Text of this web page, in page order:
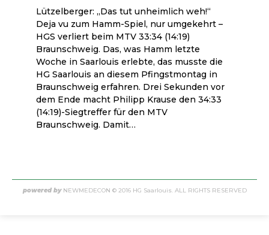
Lützelberger: „Das tut unheimlich weh!“
Deja vu zum Hamm-Spiel, nur umgekehrt –
HGS verliert beim MTV 33:34 (14:19)
Braunschweig. Das, was Hamm letzte
Woche in Saarlouis erlebte, das musste die
HG Saarlouis an diesem Pfingstmontag in
Braunschweig erfahren. Drei Sekunden vor
dem Ende macht Philipp Krause den 34:33
(14:19)-Siegtreffer für den MTV
Braunschweig. Damit…
powered by NEWMEDECON © 2016 HG Saarlouis. ALL RIGHTS RESERVED